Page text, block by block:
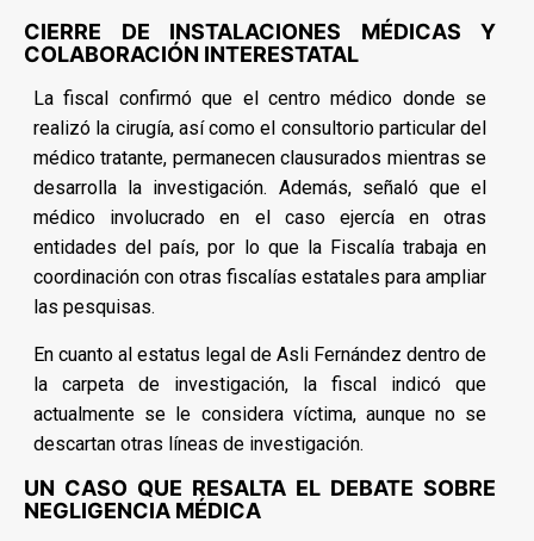
CIERRE DE INSTALACIONES MÉDICAS Y
COLABORACIÓN INTERESTATAL
La fiscal confirmó que el centro médico donde se
realizó la cirugía, así como el consultorio particular del
médico tratante, permanecen clausurados mientras se
desarrolla la investigación. Además, señaló que el
médico involucrado en el caso ejercía en otras
entidades del país, por lo que la Fiscalía trabaja en
coordinación con otras fiscalías estatales para ampliar
las pesquisas.
En cuanto al estatus legal de Asli Fernández dentro de
la carpeta de investigación, la fiscal indicó que
actualmente se le considera víctima, aunque no se
descartan otras líneas de investigación.
UN CASO QUE RESALTA EL DEBATE SOBRE
NEGLIGENCIA MÉDICA